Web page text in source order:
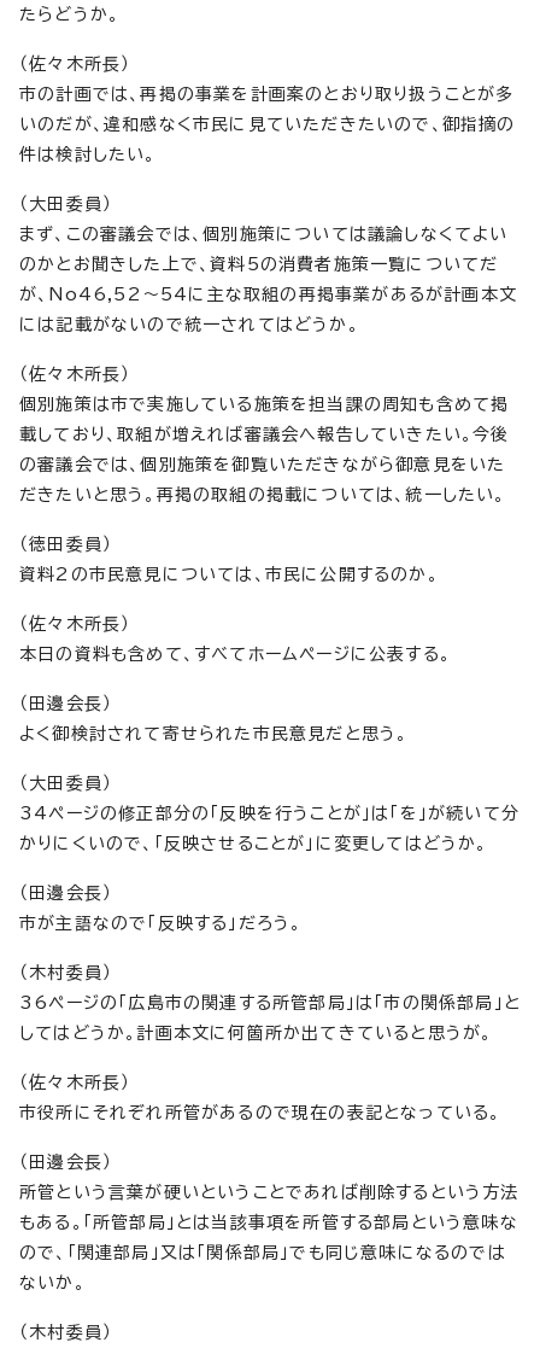
たらどうか。
（佐々木所長）
市の計画では、再掲の事業を計画案のとおり取り扱うことが多
いのだが、違和感なく市民に見ていただきたいので、御指摘の
件は検討したい。
（大田委員）
まず、この審議会では、個別施策については議論しなくてよい
のかとお聞きした上で、資料5の消費者施策一覧についてだ
が、No46,52～54に主な取組の再掲事業があるが計画本文
には記載がないので統一されてはどうか。
（佐々木所長）
個別施策は市で実施している施策を担当課の周知も含めて掲
載しており、取組が増えれば審議会へ報告していきたい。今後
の審議会では、個別施策を御覧いただきながら御意見をいた
だきたいと思う。再掲の取組の掲載については、統一したい。
（徳田委員）
資料2の市民意見については、市民に公開するのか。
（佐々木所長）
本日の資料も含めて、すべてホームページに公表する。
（田邊会長）
よく御検討されて寄せられた市民意見だと思う。
（大田委員）
34ページの修正部分の「反映を行うことが」は「を」が続いて分
かりにくいので、「反映させることが」に変更してはどうか。
（田邊会長）
市が主語なので「反映する」だろう。
（木村委員）
36ページの「広島市の関連する所管部局」は「市の関係部局」と
してはどうか。計画本文に何箇所か出てきていると思うが。
（佐々木所長）
市役所にそれぞれ所管があるので現在の表記となっている。
（田邊会長）
所管という言葉が硬いということであれば削除するという方法
もある。「所管部局」とは当該事項を所管する部局という意味な
ので、「関連部局」又は「関係部局」でも同じ意味になるのでは
ないか。
（木村委員）